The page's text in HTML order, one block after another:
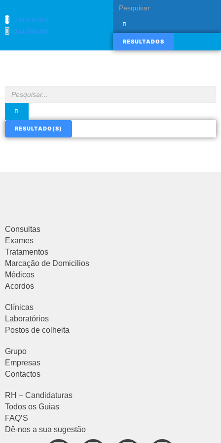
244 830 460​
244 830 460​
RESULTADOS
RESULTADO(S)
Consultas
Exames
Tratamentos
Marcação de Domicilios
Médicos
Acordos
Clínicas
Laboratórios
Postos de colheita
Grupo
Empresas
Contactos
RH – Candidaturas
Todos os Guias
FAQ’S
Dê-nos a sua sugestão